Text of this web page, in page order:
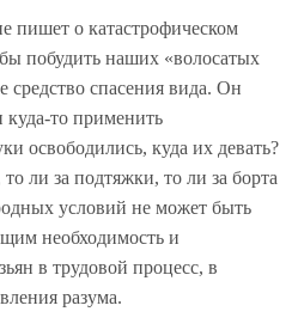
пишет о катастрофическом
побудить наших «волосатых
средство спасения вида. Он
куда-то применить
освободились, куда их девать?
ли за подтяжки, то ли за борта
условий не может быть
необходимость и
в трудовой процесс, в
разума.